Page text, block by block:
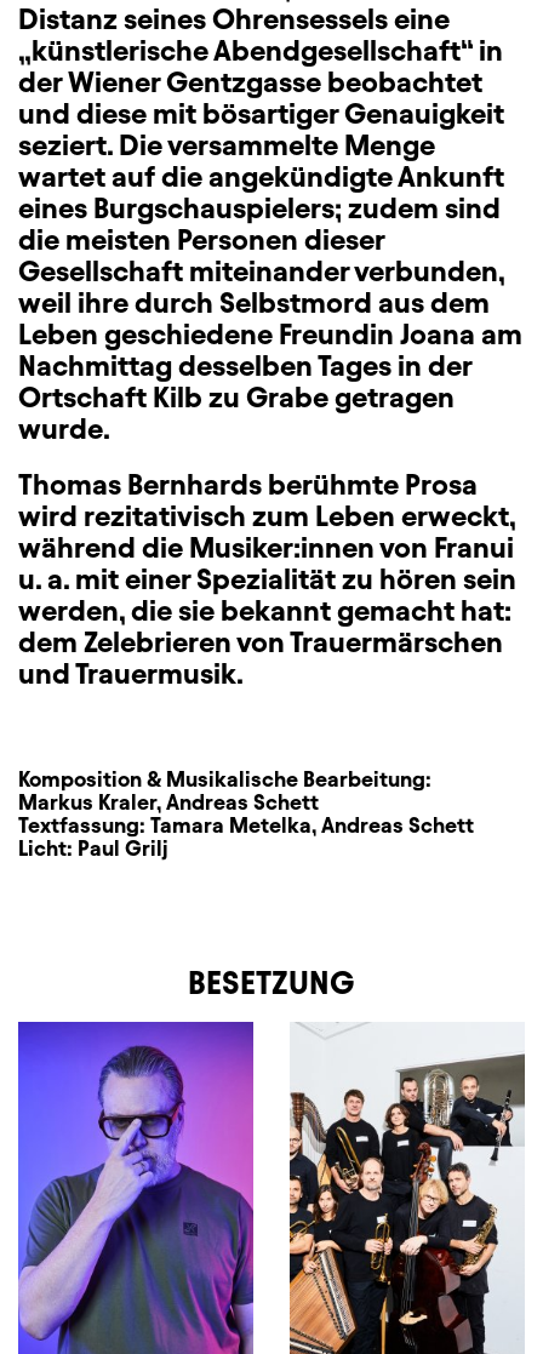
Distanz seines Ohrensessels eine
„künstlerische Abendgesellschaft“ in
der Wiener Gentzgasse beobachtet
und diese mit bösartiger Genauigkeit
seziert. Die versammelte Menge
wartet auf die angekündigte Ankunft
eines Burgschauspielers; zudem sind
die meisten Personen dieser
Gesellschaft miteinander verbunden,
weil ihre durch Selbstmord aus dem
Leben geschiedene Freundin Joana am
Nachmittag desselben Tages in der
Ortschaft Kilb zu Grabe getragen
wurde.
Thomas Bernhards berühmte Prosa
wird rezitativisch zum Leben erweckt,
während die Musiker:innen von Franui
u. a. mit einer Spezialität zu hören sein
werden, die sie bekannt gemacht hat:
dem Zelebrieren von Trauermärschen
und Trauermusik.
Komposition & Musikalische Bearbeitung:
Markus Kraler, Andreas Schett
Textfassung: Tamara Metelka, Andreas Schett
Licht: Paul Grilj
BESETZUNG